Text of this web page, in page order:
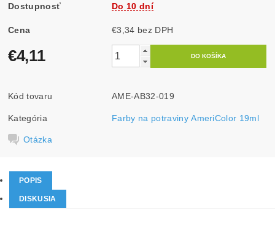
Dostupnosť Do 10 dní
Cena €3,34 bez DPH
€4,11
Kód tovaru AME-AB32-019
Kategória Farby na potraviny AmeriColor 19ml
Otázka
POPIS
DISKUSIA